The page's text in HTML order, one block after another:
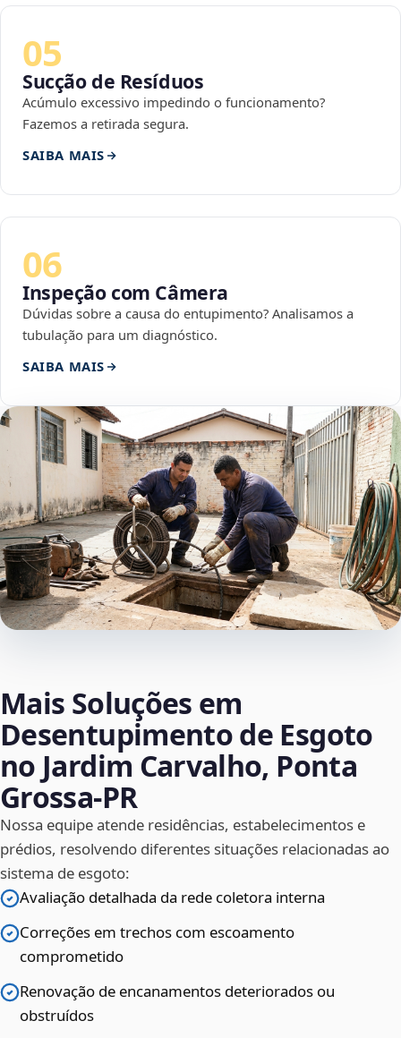
05
Sucção de Resíduos
Acúmulo excessivo impedindo o funcionamento?
Fazemos a retirada segura.
SAIBA MAIS
06
Inspeção com Câmera
Dúvidas sobre a causa do entupimento? Analisamos a
tubulação para um diagnóstico.
SAIBA MAIS
Mais Soluções em
Desentupimento de Esgoto
no Jardim Carvalho, Ponta
Grossa‑PR
Nossa equipe atende residências, estabelecimentos e
prédios, resolvendo diferentes situações relacionadas ao
sistema de esgoto:
Avaliação detalhada da rede coletora interna
Correções em trechos com escoamento
comprometido
Renovação de encanamentos deteriorados ou
obstruídos